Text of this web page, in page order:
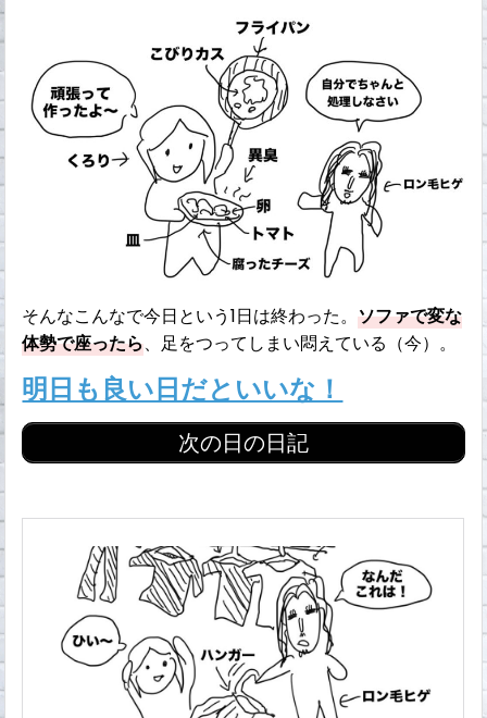
そんなこんなで今日という1日は終わった。ソファで変な
体勢で座ったら、足をつってしまい悶えている（今）。
明日も良い日だといいな！
次の日の日記